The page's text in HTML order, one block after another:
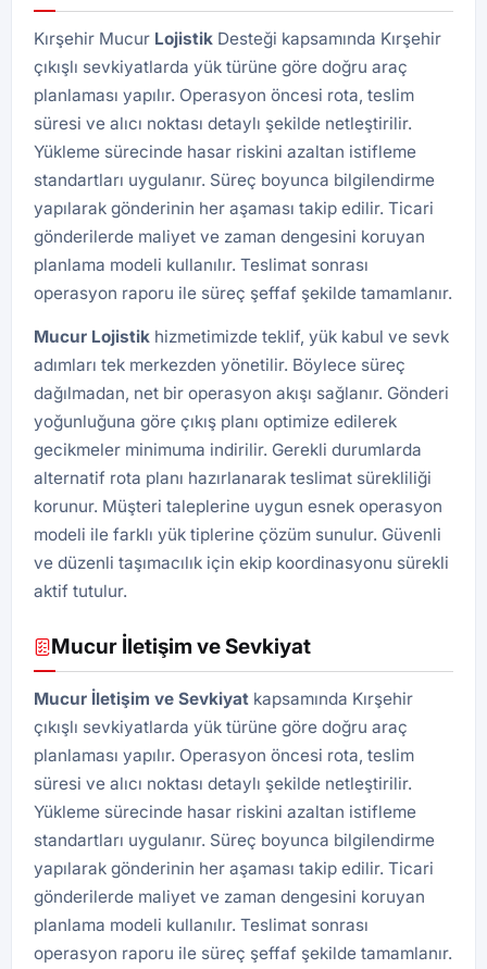
Kırşehir Mucur Lojistik Desteği kapsamında Kırşehir
çıkışlı sevkiyatlarda yük türüne göre doğru araç
planlaması yapılır. Operasyon öncesi rota, teslim
süresi ve alıcı noktası detaylı şekilde netleştirilir.
Yükleme sürecinde hasar riskini azaltan istifleme
standartları uygulanır. Süreç boyunca bilgilendirme
yapılarak gönderinin her aşaması takip edilir. Ticari
gönderilerde maliyet ve zaman dengesini koruyan
planlama modeli kullanılır. Teslimat sonrası
operasyon raporu ile süreç şeffaf şekilde tamamlanır.
Mucur Lojistik hizmetimizde teklif, yük kabul ve sevk
adımları tek merkezden yönetilir. Böylece süreç
dağılmadan, net bir operasyon akışı sağlanır. Gönderi
yoğunluğuna göre çıkış planı optimize edilerek
gecikmeler minimuma indirilir. Gerekli durumlarda
alternatif rota planı hazırlanarak teslimat sürekliliği
korunur. Müşteri taleplerine uygun esnek operasyon
modeli ile farklı yük tiplerine çözüm sunulur. Güvenli
ve düzenli taşımacılık için ekip koordinasyonu sürekli
aktif tutulur.
Mucur İletişim ve Sevkiyat
Mucur İletişim ve Sevkiyat kapsamında Kırşehir
çıkışlı sevkiyatlarda yük türüne göre doğru araç
planlaması yapılır. Operasyon öncesi rota, teslim
süresi ve alıcı noktası detaylı şekilde netleştirilir.
Yükleme sürecinde hasar riskini azaltan istifleme
standartları uygulanır. Süreç boyunca bilgilendirme
yapılarak gönderinin her aşaması takip edilir. Ticari
gönderilerde maliyet ve zaman dengesini koruyan
planlama modeli kullanılır. Teslimat sonrası
operasyon raporu ile süreç şeffaf şekilde tamamlanır.